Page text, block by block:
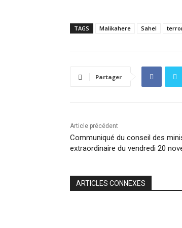
TAGS Malikahere Sahel
Partager
Article précédent
Communiqué du conseil des
extraordinaire du vendredi 20
ARTICLES CONNEXES